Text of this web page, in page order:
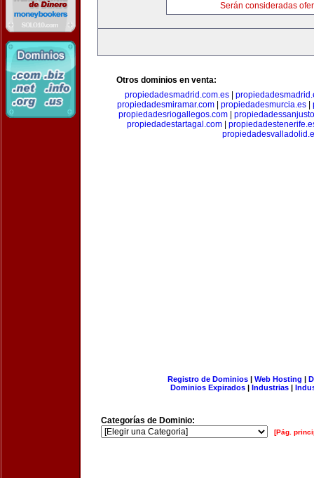
Serán consideradas
Otros dominios en venta:
propiedadesmadrid.com.es
propiedadesmiramar.com
propiedadesmurcia.es
propiedadesriogallegos.com|
propiedadestartagal.com|
Registro de Dominios| Web Hosting |
Dominios Expirados | Industrias |
Categorías de Dominio:
[Pág.